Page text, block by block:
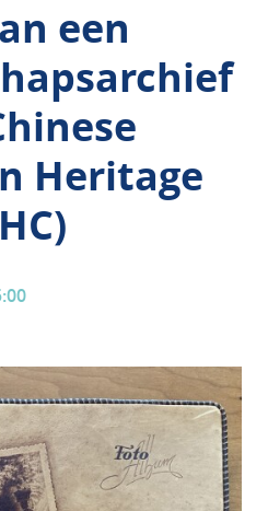
een
Heritage